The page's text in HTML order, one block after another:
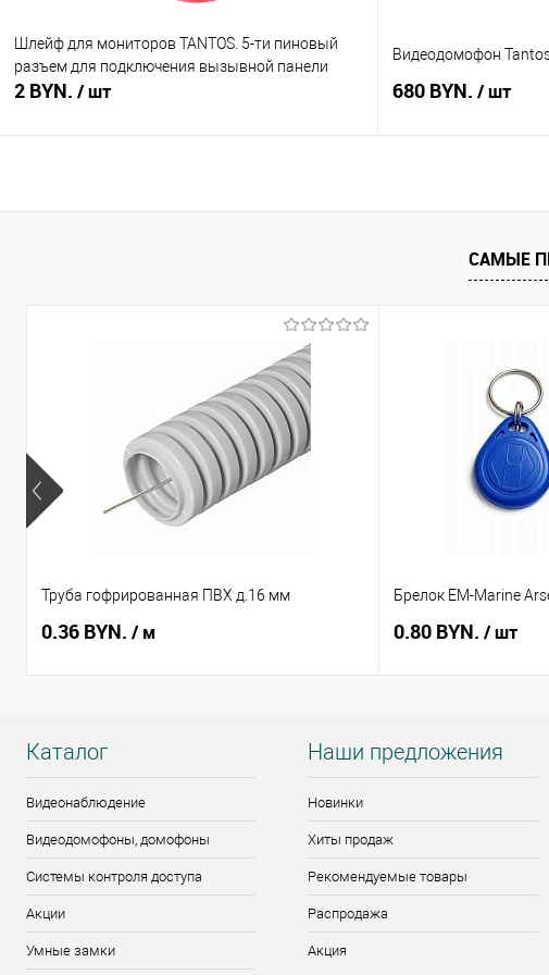
Шлейф для мониторов TANTOS. 5-ти пиновый
разъем для подключения вызывной панели
2 BYN. / шт
Видеодомофон
680 BYN. / шт
САМЫЕ
Труба гофрированная ПВХ д.16 мм
0.36 BYN. / м
Брелок EM-Marine
0.80 BYN. / шт
Каталог
Видеонаблюдение
Видеодомофоны, домофоны
Системы контроля доступа
Акции
Умные замки
Наши предложения
Новинки
Хиты продаж
Рекомендуемые товары
Распродажа
Акция